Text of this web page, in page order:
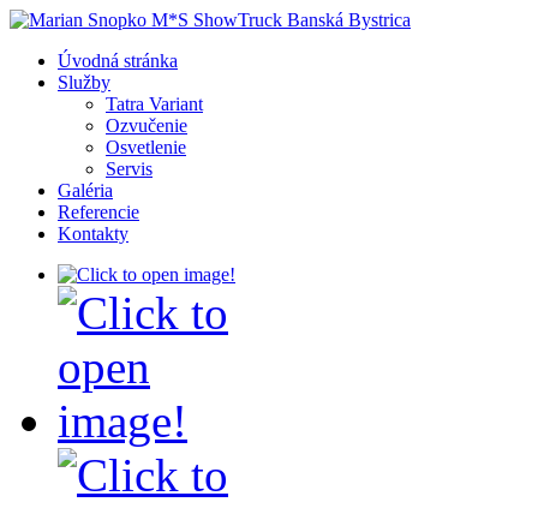
Úvodná stránka
Služby
Tatra Variant
Ozvučenie
Osvetlenie
Servis
Galéria
Referencie
Kontakty